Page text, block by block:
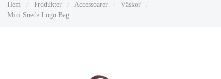
Hem / Produkter / Accessoarer / Väskor
/
Mini Suede Logo Bag